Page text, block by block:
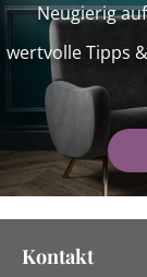
Neugierig
wertvolle Tipps
Kontakt